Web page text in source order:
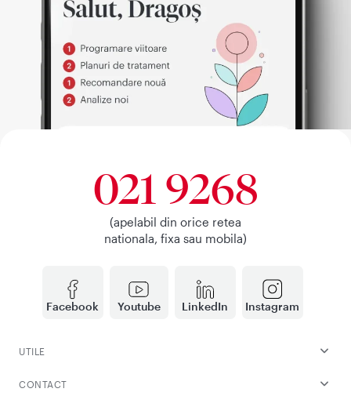
Facebook Youtube LinkedIn Instagram
021 9268
(apelabil din orice retea
nationala, fixa sau mobila)
UTILE
CONTACT